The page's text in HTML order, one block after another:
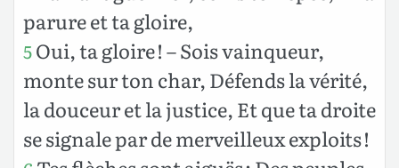
parure et ta gloire,
5Oui, ta gloire ! – Sois vainqueur,
monte sur ton char, Défends la vérité,
la douceur et la justice, Et que ta droite
se signale par de merveilleux exploits !